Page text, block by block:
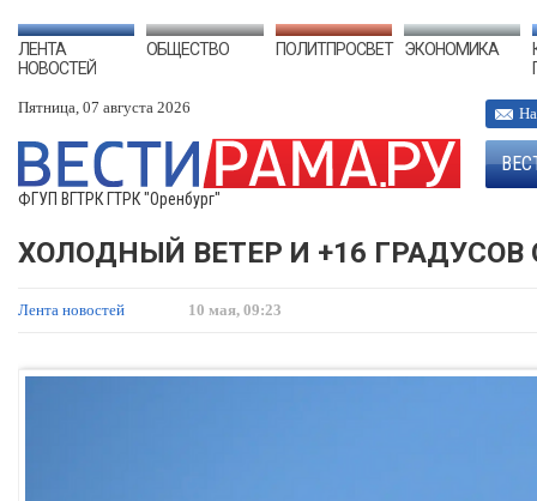
ЛЕНТА
НОВОСТЕЙ
ОБЩЕСТВО ПОЛИТПРОСВЕТ ЭКОНОМИКА
Пятница, 07 августа 2026
ФГУП ВГТРК ГТРК "Оренбург"
ХОЛОДНЫЙ ВЕТЕР И +16
Лента новостей 10 мая, 09:23